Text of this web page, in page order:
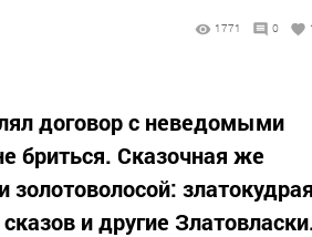
1771 0
договор с неведомыми
бриться. Сказочная же
золотоволосой: златокудрая
и другие